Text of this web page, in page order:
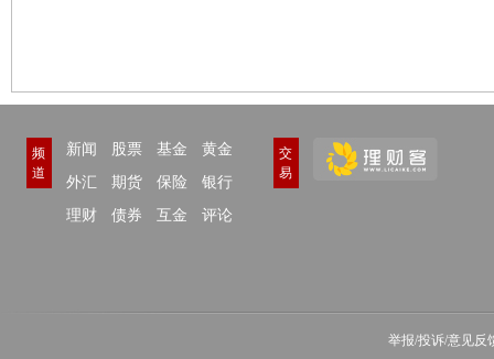
频
道
新闻 股票 基金
黄金
外汇
期货 保险
银行
理财
债券 互金 评论
交
易
举报/投诉/意见反